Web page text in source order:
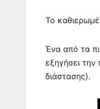
Το
Ένα από τα
εξηγήσει
διάστασης).